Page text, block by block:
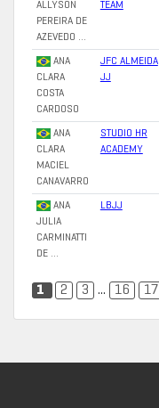
ALLYSON
PEREIRA DE
AZEVEDO …
TEAM
ANA
CLARA
COSTA
CARDOSO
JFC ALMEIDA
JJ
ANA
CLARA
MACIEL
CANAVARRO
STUDIO HR
ACADEMY
ANA
JULIA
CARMINATTI
DE …
LBJJ
1 2 3 ... 16 17